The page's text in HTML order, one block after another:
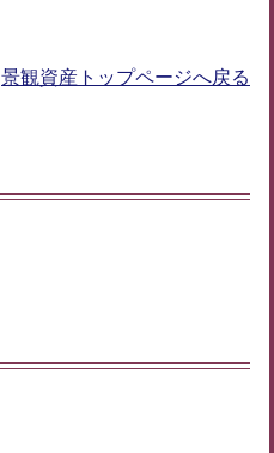
景観資産トップページへ戻る